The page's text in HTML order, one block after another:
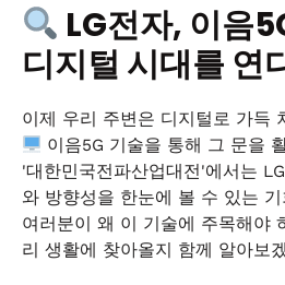
LG전자, 이음
디지털 시대를 연
이제 우리 주변은 디지털로 가득
이음5G 기술을 통해 그 문을
'대한민국전파산업대전'에서는
와 방향성을 한눈에 볼 수 있는
여러분이 왜 이 기술에 주목해야
리 생활에 찾아올지 함께 알아보